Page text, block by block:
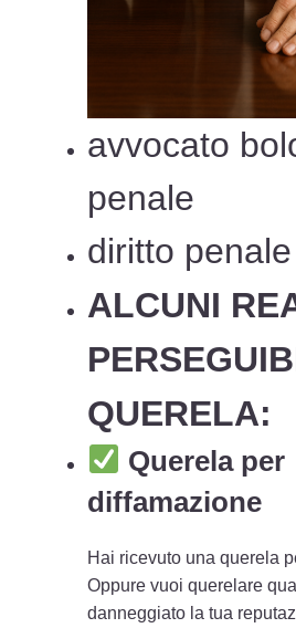
avvocato
penale
diritto
ALCUNI
QUERELA:
Querela per
diffamazione
Hai ricevuto una querela
Oppure vuoi querelare
danneggiato la tua